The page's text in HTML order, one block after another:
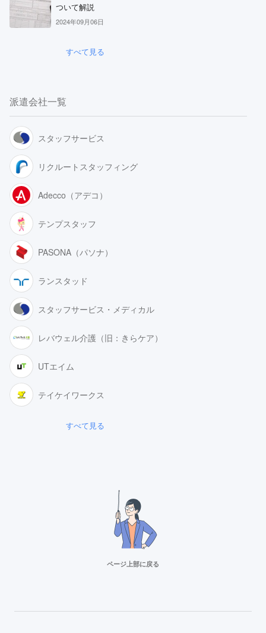
ついて解説
2024年09月06日
すべて見る
派遣会社一覧
スタッフサービス
リクルートスタッフィング
Adecco（アデコ）
テンプスタッフ
PASONA（パソナ）
ランスタッド
スタッフサービス・メディカル
レバウェル介護（旧：きらケア）
UTエイム
テイケイワークス
すべて見る
ページ上部に戻る